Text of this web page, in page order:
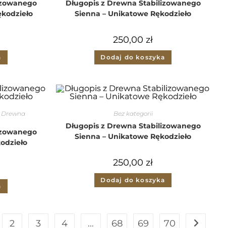
Długopis z Drewna Stabilizowanego
Sienna – Unikatowe Rękodzieło
250,00 zł
Dodaj do koszyka
Drewna Bez kategorii
Długopis z Drewna Stabilizowanego
Sienna – Unikatowe Rękodzieło
250,00 zł
Dodaj do koszyka
2 3 4 … 68 69 70